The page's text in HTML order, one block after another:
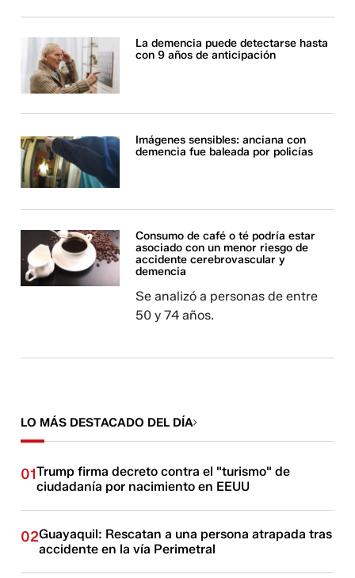
La demencia puede detectarse hasta
con 9 años de anticipación
Imágenes sensibles: anciana con
demencia fue baleada por policías
Consumo de café o té podría estar
asociado con un menor riesgo de
accidente cerebrovascular y
demencia
Se analizó a personas de entre
50 y 74 años.
LO MÁS DESTACADO DEL DÍA
01Trump firma decreto contra el "turismo" de
ciudadanía por nacimiento en EEUU
02Guayaquil: Rescatan a una persona atrapada tras
accidente en la vía Perimetral